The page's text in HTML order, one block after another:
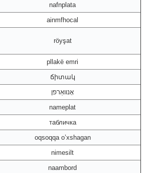
nafnplata
ainmfhocal
röyşat
pllakë emri
ճիտակ
אָנוואַרפן
nameplat
табличка
oqsoqqa o’xshagan
nimesilt
naambord